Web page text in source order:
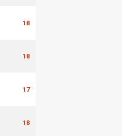
18
18
17
18